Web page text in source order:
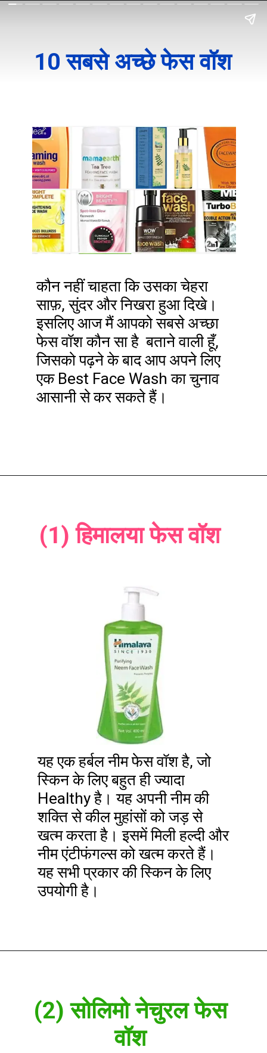
10 सबसे अच्छे फेस वॉश
कौन नहीं चाहता कि उसका चेहरा
साफ़, सुंदर और निखरा हुआ दिखे।
इसलिए आज मैं आपको सबसे अच्छा
फेस वॉश कौन सा है बताने वाली हूँ,
जिसको पढ़ने के बाद आप अपने लिए
एक Best Face Wash का चुनाव
आसानी से कर सकते हैं।
(1) हिमालया फेस वॉश
यह एक हर्बल नीम फेस वॉश है, जो
स्किन के लिए बहुत ही ज्यादा
Healthy है। यह अपनी नीम की
शक्ति से कील मुहांसों को जड़ से
खत्म करता है। इसमें मिली हल्दी और
नीम एंटीफंगल्स को खत्म करते हैं।
यह सभी प्रकार की स्किन के लिए
उपयोगी है।
(2) सोलिमो नेचुरल फेस
वॉश